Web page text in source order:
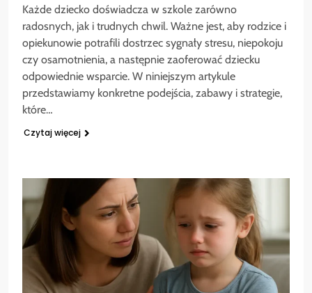
Każde dziecko doświadcza w szkole zarówno
radosnych, jak i trudnych chwil. Ważne jest, aby rodzice i
opiekunowie potrafili dostrzec sygnały stresu, niepokoju
czy osamotnienia, a następnie zaoferować dziecku
odpowiednie wsparcie. W niniejszym artykule
przedstawiamy konkretne podejścia, zabawy i strategie,
które…
Czytaj więcej